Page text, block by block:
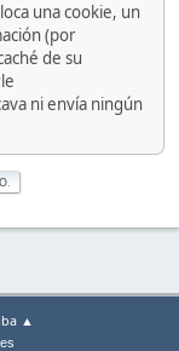
una cookie, un
(por
de su
ni envía ningún
▲